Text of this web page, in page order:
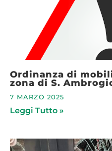
Ordinanza di
zona di S.
7 MARZO 2025
Leggi Tutto »